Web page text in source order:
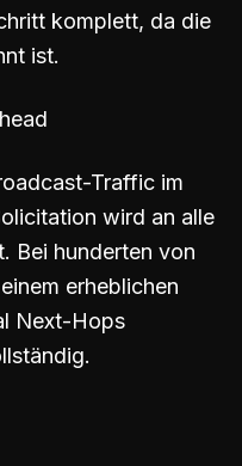
komplett, da die
ist.
Traffic im
wird an alle
Bei hunderten von
erheblichen
Next-Hops